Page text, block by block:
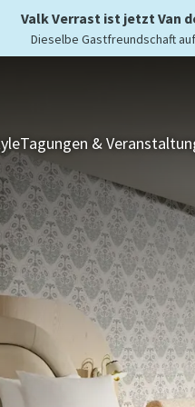
Valk Verrast ist jetzt Van
Dieselbe Gastfreundschaft
Tagungen &